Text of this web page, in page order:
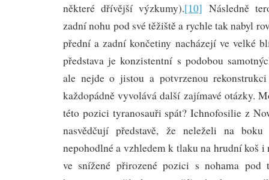
některé dřívější výzkumy).[10] Následně
zadní nohu pod své těžiště a rychle tak nabyl
přední a zadní končetiny nacházejí ve velké
představa je konzistentní s podobou
ale nejde o jistou a potvrzenou
každopádně vyvolává další zajímavé otázky.
této pozici tyranosauři spát? Ichnofosilie z
nasvědčují představě, že neleželi na
nepohodlné a vzhledem k tlaku na hrudní koš i
ve snížené přirozené pozici s nohama pod